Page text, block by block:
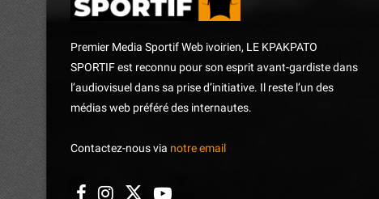
Premier Media Sportif Web ivoirien, LE KPAKPATO
SPORTIF est reconnu pour son esprit avant-gardiste dans
l’audiovisuel dans sa prise d’initiative. Il reste l’un des
médias web préféré des internautes.
Contactez-nous via notre email